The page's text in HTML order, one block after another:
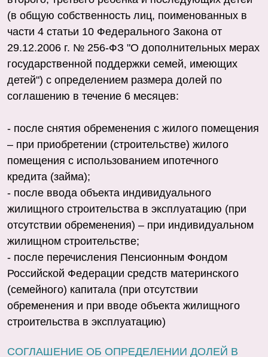
(в общую собственность лиц, поименованных в
части 4 статьи 10 Федерального Закона от
29.12.2006 г. № 256-ФЗ "О дополнительных мерах
государственной поддержки семей, имеющих
детей") с определением размера долей по
соглашению в течение 6 месяцев:
- после снятия обременения с жилого помещения
– при приобретении (строительстве) жилого
помещения с использованием ипотечного
кредита (займа);
- после ввода объекта индивидуального
жилищного строительства в эксплуатацию (при
отсутствии обременения) – при индивидуальном
жилищном строительстве;
- после перечисления Пенсионным Фондом
Российской Федерации средств материнского
(семейного) капитала (при отсутствии
обременения и при вводе объекта жилищного
строительства в эксплуатацию)
СОГЛАШЕНИЕ ОБ ОПРЕДЕЛЕНИИ ДОЛЕЙ В